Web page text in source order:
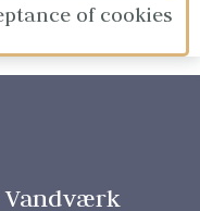
of cookies